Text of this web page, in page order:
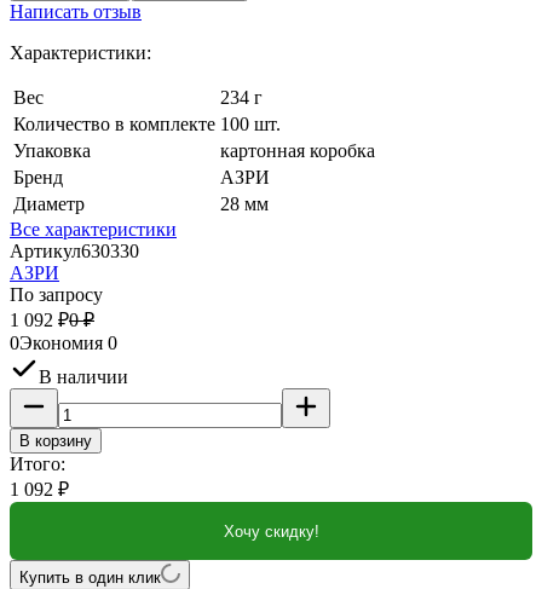
Написать отзыв
Характеристики:
Вес
234 г
Количество в комплекте 100 шт.
Упаковка
картонная коробка
Бренд
АЗРИ
Диаметр
28 мм
Все характеристики
Артикул630330
АЗРИ
По запросу
1 092 ₽0 ₽
0Экономия 0
В наличии
В корзину
Итого:
1 092 ₽
Хочу скидку!
Купить в один клик